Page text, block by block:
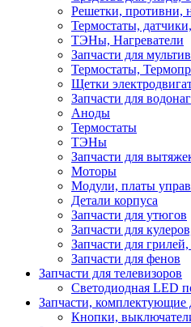
Решетки, противни,
Термостаты,
ТЭНы, Нагреватели
Запчасти для
Термостаты,
Щетки
Запчасти для
Аноды
Термостаты
ТЭНы
Запчасти для
Моторы
Модули, платы
Детали корпуса
Запчасти для утюгов
Запчасти для
Запчасти для
Запчасти для фенов
Запчасти для телевизоров
Светодиодная LED
Запчасти, комплектующие
Кнопки,